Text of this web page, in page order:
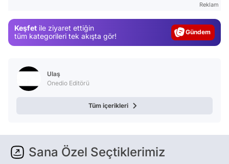
Reklam
Keşfet ile ziyaret ettiğin
tüm kategorileri tek akışta gör!
Gündem
Ulaş
Onedio Editörü
Tüm içerikleri
Sana Özel Seçtiklerimiz